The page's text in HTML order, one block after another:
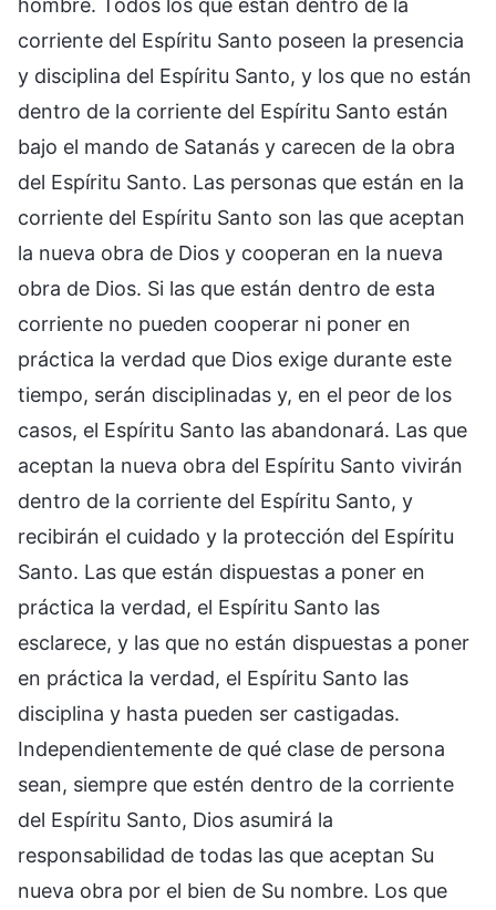
corriente del Espíritu Santo poseen la presencia
y disciplina del Espíritu Santo, y los que no están
dentro de la corriente del Espíritu Santo están
bajo el mando de Satanás y carecen de la obra
del Espíritu Santo. Las personas que están en la
corriente del Espíritu Santo son las que aceptan
la nueva obra de Dios y cooperan en la nueva
obra de Dios. Si las que están dentro de esta
corriente no pueden cooperar ni poner en
práctica la verdad que Dios exige durante este
tiempo, serán disciplinadas y, en el peor de los
casos, el Espíritu Santo las abandonará. Las que
aceptan la nueva obra del Espíritu Santo vivirán
dentro de la corriente del Espíritu Santo, y
recibirán el cuidado y la protección del Espíritu
Santo. Las que están dispuestas a poner en
práctica la verdad, el Espíritu Santo las
esclarece, y las que no están dispuestas a poner
en práctica la verdad, el Espíritu Santo las
disciplina y hasta pueden ser castigadas.
Independientemente de qué clase de persona
sean, siempre que estén dentro de la corriente
del Espíritu Santo, Dios asumirá la
responsabilidad de todas las que aceptan Su
nueva obra por el bien de Su nombre. Los que